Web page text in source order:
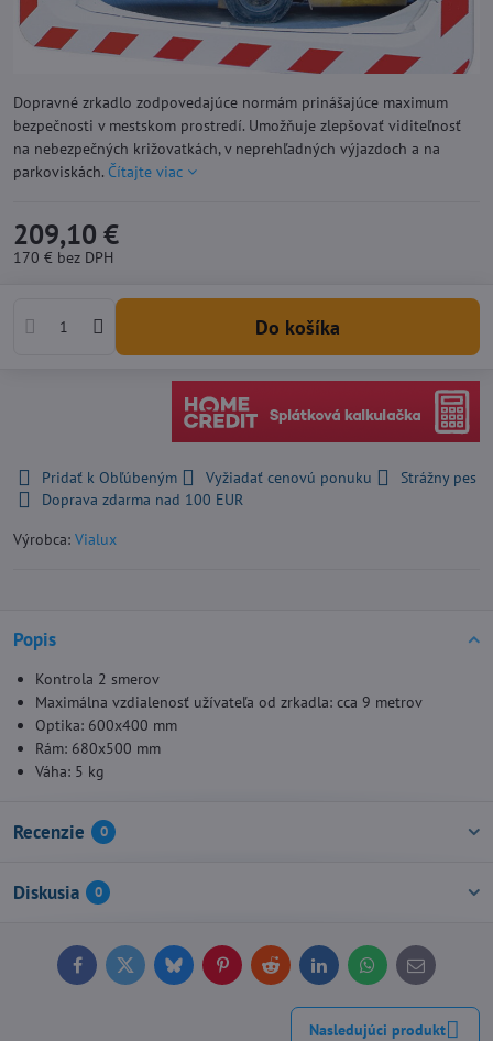
Dopravné zrkadlo zodpovedajúce normám prinášajúce maximum
bezpečnosti v mestskom prostredí. Umožňuje zlepšovať viditeľnosť
na nebezpečných križovatkách, v neprehľadných výjazdoch a na
parkoviskách. Čítajte viac
209,10 €
170 € bez DPH
Do košíka
Pridať k Obľúbeným Vyžiadať cenovú ponuku
Strážny pes
Doprava zdarma nad 100 EUR
Výrobca: Vialux
Popis
Kontrola 2 smerov
Maximálna vzdialenosť užívateľa od zrkadla: cca 9 metrov
Optika: 600x400 mm
Rám: 680x500 mm
Váha: 5 kg
Recenzie 0
Diskusia 0
FacebookTwitterBlueskyPinterestReddit LinkedInWhatsApp
E-
mail
Nasledujúci produkt